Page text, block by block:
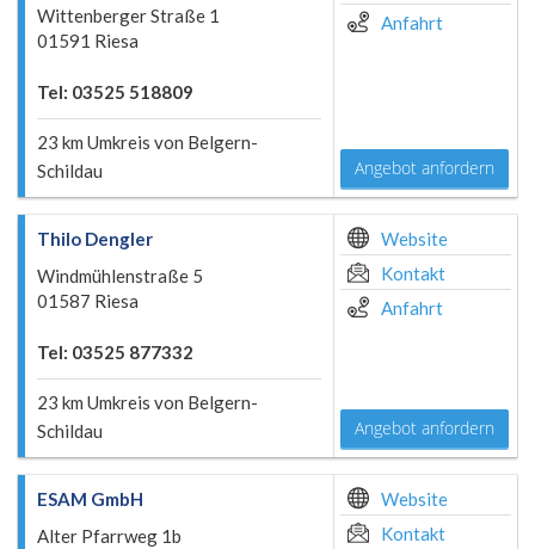
Wittenberger Straße 1
01591 Riesa
Tel: 03525 518809
23 km Umkreis von Belgern-
Schildau
Anfahrt
Angebot anfordern
Thilo Dengler
Windmühlenstraße 5
01587 Riesa
Tel: 03525 877332
23 km Umkreis von Belgern-
Schildau
Website
Kontakt
Anfahrt
Angebot anfordern
ESAM GmbH
Alter Pfarrweg 1b
Website
Kontakt